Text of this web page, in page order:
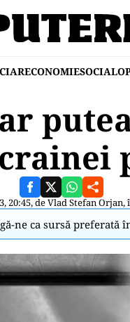
ECONOMIESOCIAL
20:45, deVlad Stefan Orjan,
ne ca sursă preferată